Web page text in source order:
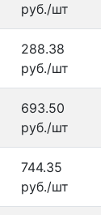
руб./шт
288.38
руб./шт
693.50
руб./шт
744.35
руб./шт